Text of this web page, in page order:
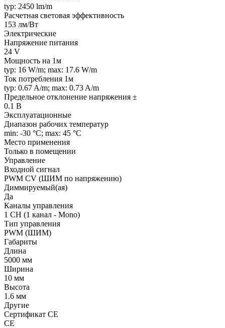
typ: 2450 lm/m
Расчетная световая эффективность
153 лм/Вт
Электрические
Напряжение питания
24 V
Мощность на 1м
typ: 16 W/m; max: 17.6 W/m
Ток потребления 1м
typ: 0.67 A/m; max: 0.73 A/m
Предельное отклонение напряжения ±
0.1 В
Эксплуатационные
Диапазон рабочих температур
min: -30 °C; max: 45 °C
Место применения
Только в помещении
Управление
Входной сигнал
PWM СV (ШИМ по напряжению)
Диммируемый(ая)
Да
Каналы управления
1 CH (1 канал - Mono)
Тип управления
PWM (ШИМ)
Габариты
Длина
5000 мм
Ширина
10 мм
Высота
1.6 мм
Другие
Сертификат CE
CE